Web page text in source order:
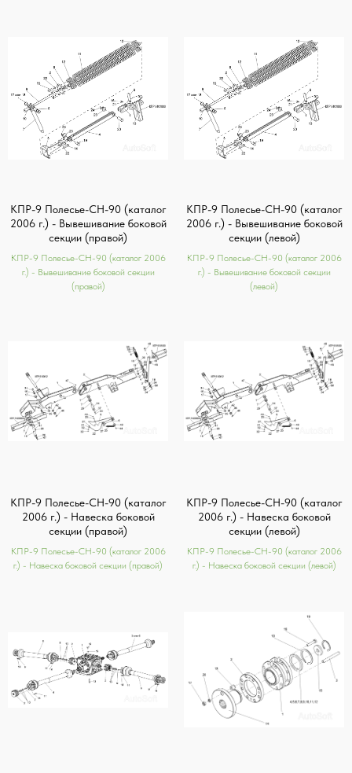
КПР-9 Полесье-СН-90 (каталог
2006 г.) - Вывешивание боковой
секции (правой)
КПР-9 Полесье-СН-90 (каталог 2006
г.) - Вывешивание боковой секции
(правой)
КПР-9 Полесье-СН-90 (каталог
2006 г.) - Вывешивание боковой
секции (левой)
КПР-9 Полесье-СН-90 (каталог 2006
г.) - Вывешивание боковой секции
(левой)
КПР-9 Полесье-СН-90 (каталог
2006 г.) - Навеска боковой
секции (правой)
КПР-9 Полесье-СН-90 (каталог 2006
г.) - Навеска боковой секции (правой)
КПР-9 Полесье-СН-90 (каталог
2006 г.) - Навеска боковой
секции (левой)
КПР-9 Полесье-СН-90 (каталог 2006
г.) - Навеска боковой секции (левой)